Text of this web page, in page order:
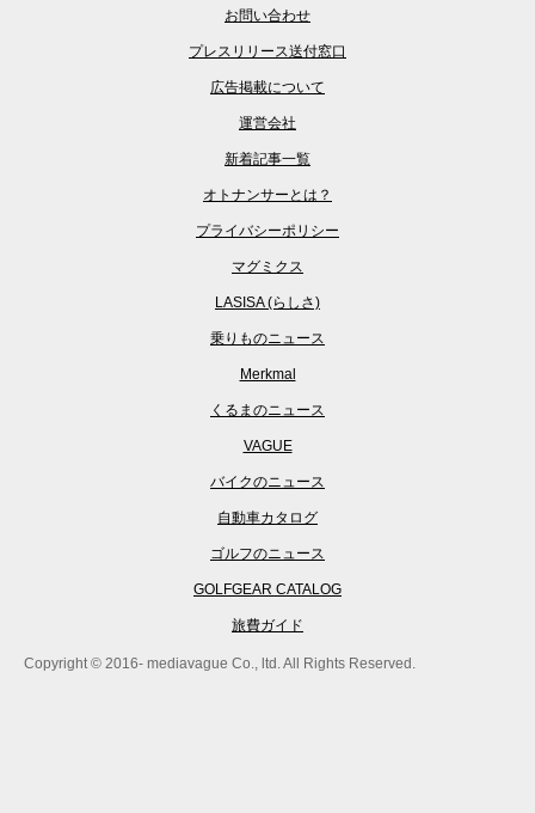
お問い合わせ
プレスリリース送付窓口
広告掲載について
運営会社
新着記事一覧
オトナンサーとは？
プライバシーポリシー
マグミクス
LASISA (らしさ)
乗りものニュース
Merkmal
くるまのニュース
VAGUE
バイクのニュース
自動車カタログ
ゴルフのニュース
GOLFGEAR CATALOG
旅費ガイド
Copyright © 2016- mediavague Co., ltd. All Rights Reserved.